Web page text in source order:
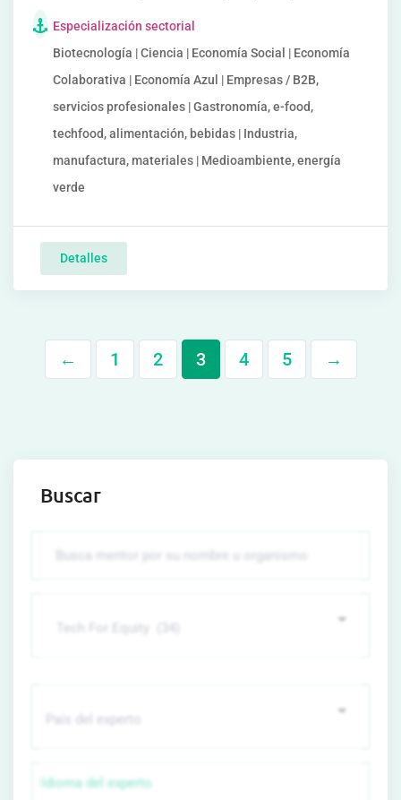
Especialización sectorial
Biotecnología | Ciencia | Economía Social | Economía
Colaborativa | Economía Azul | Empresas / B2B,
servicios profesionales | Gastronomía, e-food,
techfood, alimentación, bebidas | Industria,
manufactura, materiales | Medioambiente, energía
verde
Detalles
← 1 2 3 4 5 →
Buscar
Idioma del experto